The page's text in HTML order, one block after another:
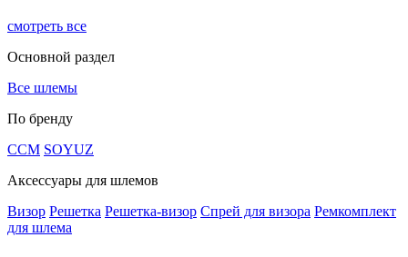
смотреть все
Основной раздел
Все шлемы
По бренду
CCM SOYUZ
Аксессуары для шлемов
Визор Решетка Решетка-визор Спрей для визора Ремкомплект
для шлема